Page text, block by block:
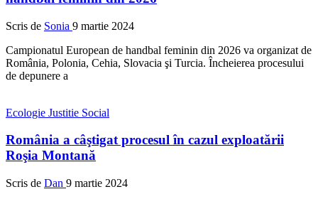
Scris de Sonia 9 martie 2024
Campionatul European de handbal feminin din 2026 va organizat de
România, Polonia, Cehia, Slovacia şi Turcia. Încheierea procesului
de depunere a
Ecologie Justitie Social
România a câştigat procesul în cazul exploatării
Roşia Montană
Scris de Dan 9 martie 2024